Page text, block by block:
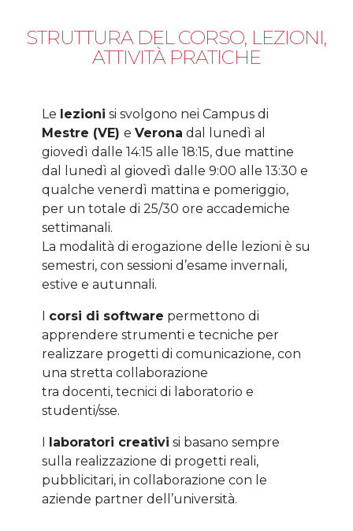
STRUTTURA DEL CORSO, LEZIONI,
ATTIVITÀ PRATICHE
Le lezioni si svolgono nei Campus di
Mestre (VE) e Verona dal lunedì al
giovedì dalle 14:15 alle 18:15, due mattine
dal lunedì al giovedì dalle 9:00 alle 13:30 e
qualche venerdì mattina e pomeriggio,
per un totale di 25/30 ore accademiche
settimanali.
La modalità di erogazione delle lezioni è su
semestri, con sessioni d’esame invernali,
estive e autunnali.
I corsi di software permettono di
apprendere strumenti e tecniche per
realizzare progetti di comunicazione, con
una stretta collaborazione
tra docenti, tecnici di laboratorio e
studenti/sse.
I laboratori creativi si basano sempre
sulla realizzazione di progetti reali,
pubblicitari, in collaborazione con le
aziende partner dell’università.